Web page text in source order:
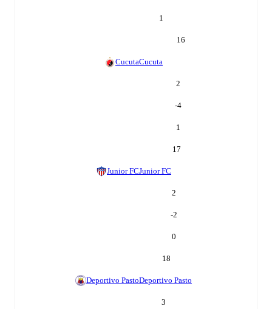
1
16
CucutaCucuta
2
-4
1
17
Junior FCJunior FC
2
-2
0
18
Deportivo PastoDeportivo Pasto
3